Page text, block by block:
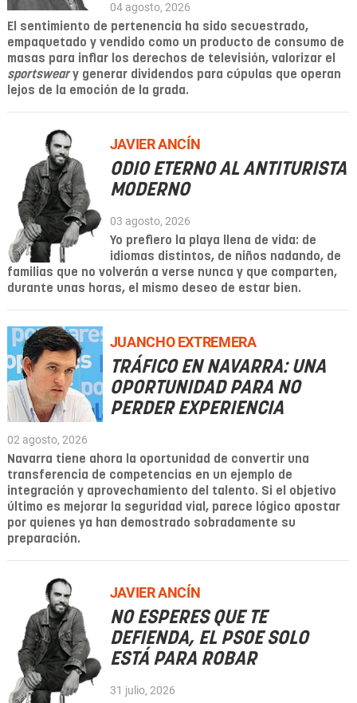
04 agosto, 2026
El sentimiento de pertenencia ha sido secuestrado,
empaquetado y vendido como un producto de consumo de
masas para inflar los derechos de televisión, valorizar el
sportsweary generar dividendos para cúpulas que operan
lejos de la emoción de la grada.
JAVIER ANCÍN
ODIO ETERNO AL ANTITURISTA
MODERNO
03 agosto, 2026
Yo prefiero la playa llena de vida: de
idiomas distintos, de niños nadando, de
familias que no volverán a verse nunca y que comparten,
durante unas horas, el mismo deseo de estar bien.
JUANCHO EXTREMERA
TRÁFICO EN NAVARRA: UNA
OPORTUNIDAD PARA NO
PERDER EXPERIENCIA
02 agosto, 2026
Navarra tiene ahora la oportunidad de convertir una
transferencia de competencias en un ejemplo de
integración y aprovechamiento del talento. Si el objetivo
último es mejorar la seguridad vial, parece lógico apostar
por quienes ya han demostrado sobradamente su
preparación.
JAVIER ANCÍN
NO ESPERES QUE TE
DEFIENDA, EL PSOE SOLO
ESTÁ PARA ROBAR
31 julio, 2026